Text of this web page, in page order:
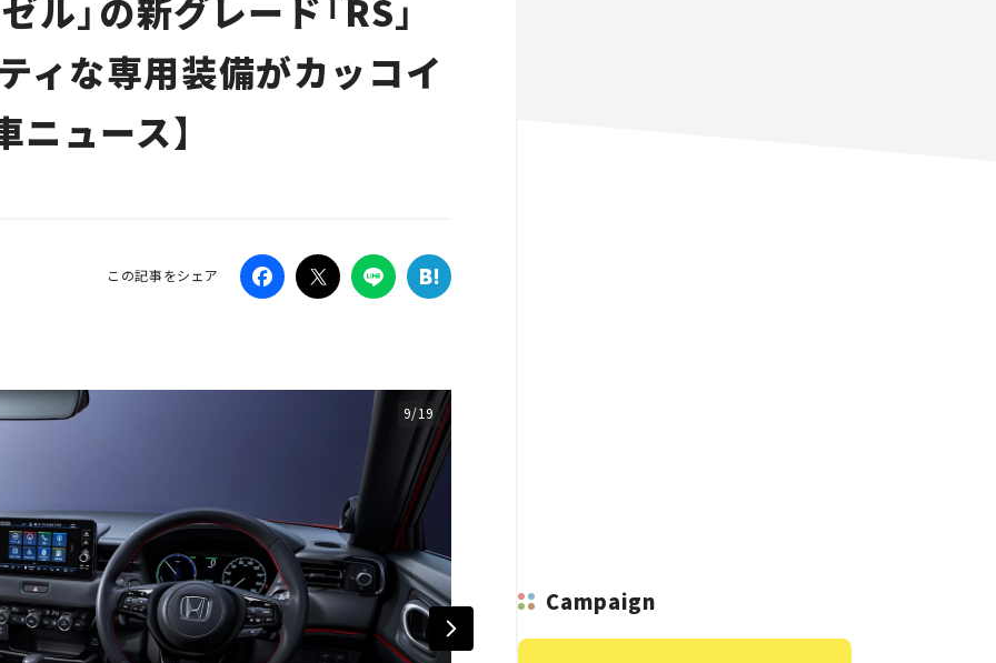
ル」の新グレード「RS」
ィな専用装備がカッコイ
ニュース】
この記事をシェア
9/19
Campaign
Special